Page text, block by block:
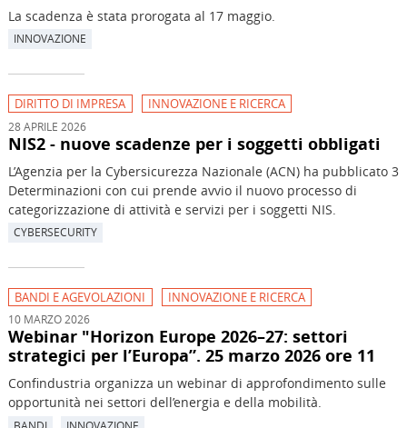
La scadenza è stata prorogata al 17 maggio.
INNOVAZIONE
DIRITTO DI IMPRESA INNOVAZIONE E RICERCA
28 APRILE 2026
NIS2 - nuove scadenze per i soggetti obbligati
L’Agenzia per la Cybersicurezza Nazionale (ACN) ha pubblicato 3
Determinazioni con cui prende avvio il nuovo processo di
categorizzazione di attività e servizi per i soggetti NIS.
CYBERSECURITY
BANDI E AGEVOLAZIONI INNOVAZIONE E RICERCA
10 MARZO 2026
Webinar "Horizon Europe 2026–27: settori
strategici per l’Europa”. 25 marzo 2026 ore 11
Confindustria organizza un webinar di approfondimento sulle
opportunità nei settori dell’energia e della mobilità.